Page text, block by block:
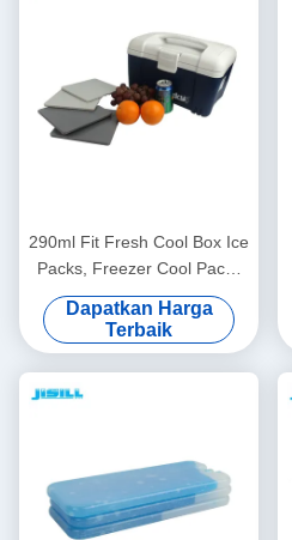
290ml Fit Fresh Cool Box Ice
Packs, Freezer Cool Packs
19*19*1cm Ukuran Untuk
Makanan Beku
Dapatkan Harga
Terbaik